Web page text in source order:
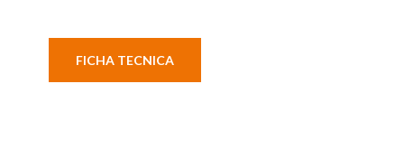
FICHA TECNICA